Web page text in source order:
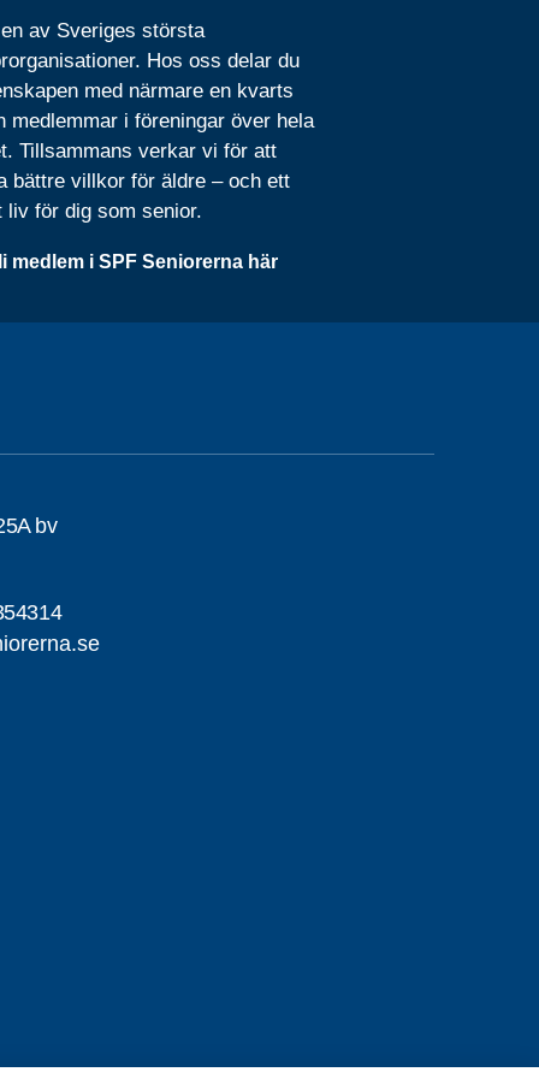
av Sveriges största
Hos oss delar du
med närmare en kvarts
medlemmar i föreningar över hela
Tillsammans verkar vi för att
bättre villkor för äldre – och ett
liv för dig som senior.
medlem i SPF Seniorerna här
bv